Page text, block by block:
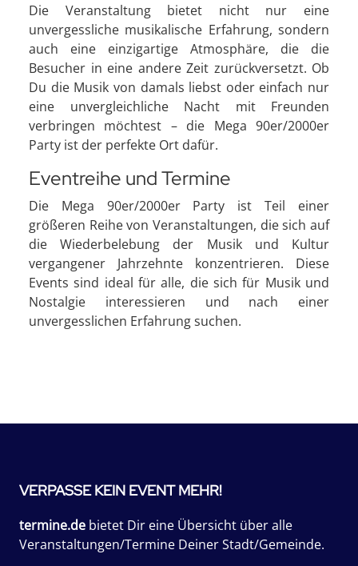
Die Veranstaltung bietet nicht nur eine
unvergessliche musikalische Erfahrung, sondern
auch eine einzigartige Atmosphäre, die die
Besucher in eine andere Zeit zurückversetzt. Ob
Du die Musik von damals liebst oder einfach nur
eine unvergleichliche Nacht mit Freunden
verbringen möchtest – die Mega 90er/2000er
Party ist der perfekte Ort dafür.
Eventreihe und Termine
Die Mega 90er/2000er Party ist Teil einer
größeren Reihe von Veranstaltungen, die sich auf
die Wiederbelebung der Musik und Kultur
vergangener Jahrzehnte konzentrieren. Diese
Events sind ideal für alle, die sich für Musik und
Nostalgie interessieren und nach einer
unvergesslichen Erfahrung suchen.
VERPASSE KEIN EVENT MEHR!
termine.de bietet Dir eine Übersicht über alle
Veranstaltungen/Termine Deiner Stadt/Gemeinde.